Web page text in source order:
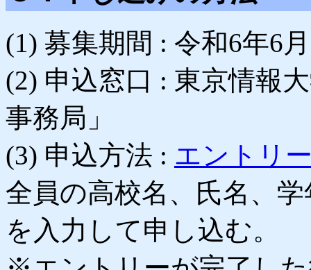
(1) 募集期間 : 令和6年6
(2) 申込窓口 : 東京情報
事務局」
(3) 申込方法 : エントリ
全員の高校名、氏名、
を入力して申し込む。